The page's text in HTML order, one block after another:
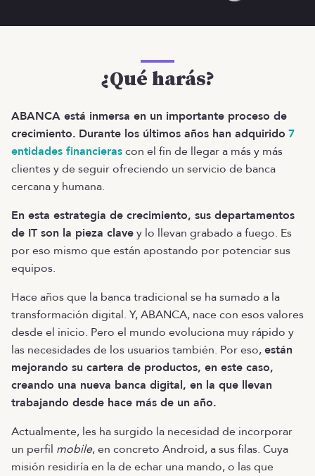
¿Qué harás?
ABANCA está inmersa en un importante proceso de
crecimiento. Durante los últimos años han adquirido 7
entidades financierascon el fin de llegar a más y más
clientes y de seguir ofreciendo un servicio de banca
cercana y humana.
En esta estrategia de crecimiento, sus departamentos
de IT son la pieza clavey lo llevan grabado a fuego. Es
por eso mismo que están apostando por potenciar sus
equipos.
Hace años que la banca tradicional se ha sumado a la
transformación digital. Y, ABANCA, nace con esos valores
desde el inicio. Pero el mundo evoluciona muy rápido y
las necesidades de los usuarios también. Por eso,están
mejorando su cartera de productos, en este caso,
creando una nueva banca digital, en la que llevan
trabajando desde hace más de un año.
Actualmente, les ha surgido la necesidad de incorporar
un perfil mobile, en concreto Android, a sus filas. Cuya
misión residiría en la de echar una mando, o las que